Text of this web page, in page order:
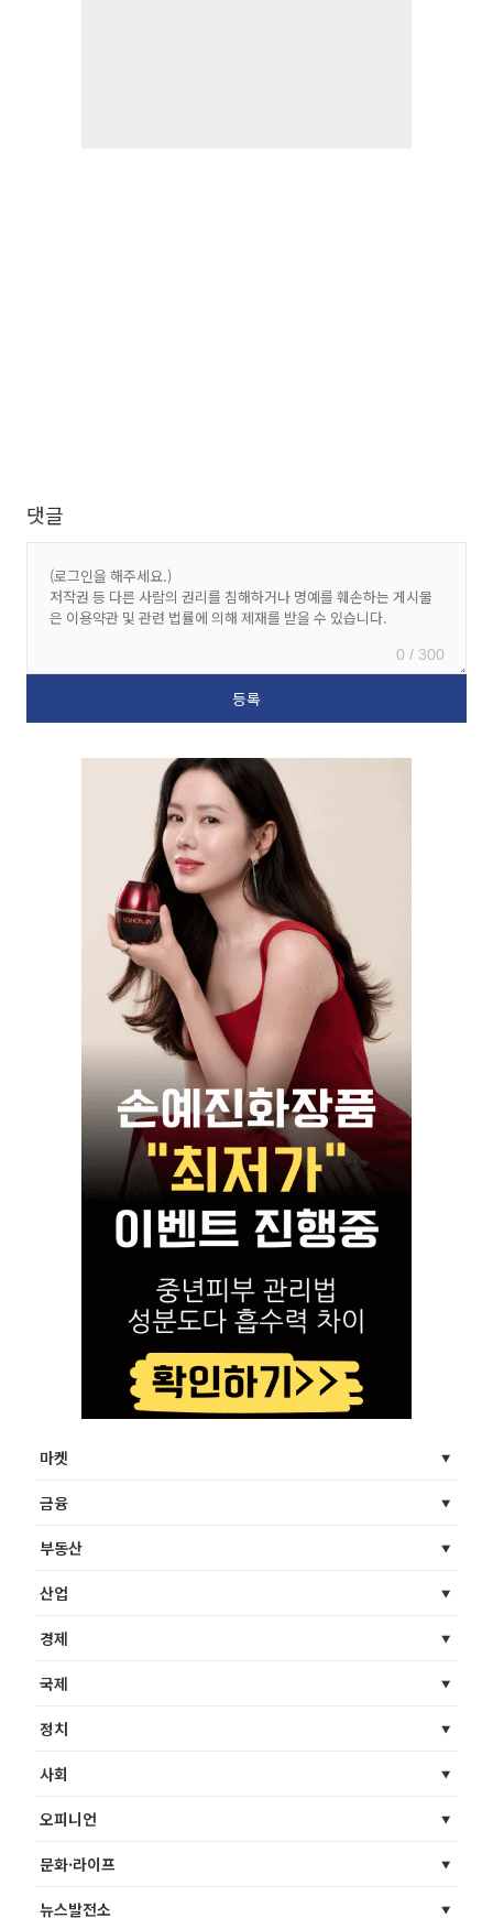
댓글
0 / 300
마켓
금융
부동산
산업
경제
국제
정치
사회
오피니언
문화·라이프
뉴스발전소